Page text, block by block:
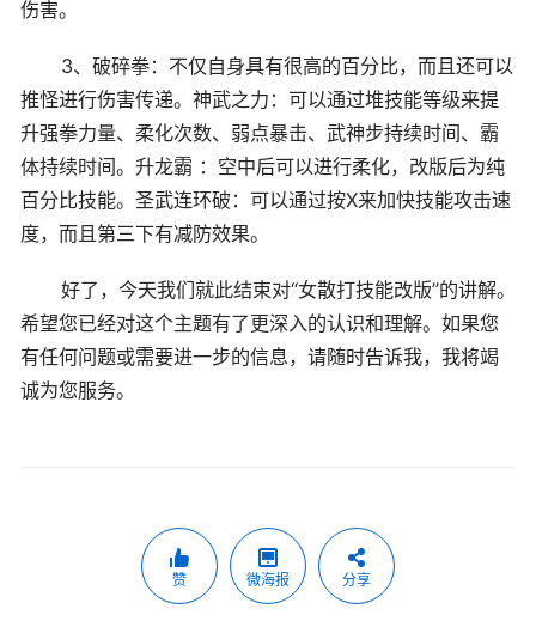
伤害。
3、破碎拳：不仅自身具有很高的百分比，而且还可以
推怪进行伤害传递。神武之力：可以通过堆技能等级来提
升强拳力量、柔化次数、弱点暴击、武神步持续时间、霸
体持续时间。升龙霸 ：空中后可以进行柔化，改版后为纯
百分比技能。圣武连环破：可以通过按X来加快技能攻击速
度，而且第三下有减防效果。
好了，今天我们就此结束对“女散打技能改版”的讲解。
希望您已经对这个主题有了更深入的认识和理解。如果您
有任何问题或需要进一步的信息，请随时告诉我，我将竭
诚为您服务。
赞 微海报 分享